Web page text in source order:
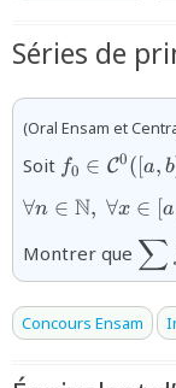
Séries de
(Oral Ensam et
Soit f0 ∈ C0 ([a, b]
∀n ∈ N, ∀x ∈ [a
Montrer que
f_n}
∑
Concours Ensam